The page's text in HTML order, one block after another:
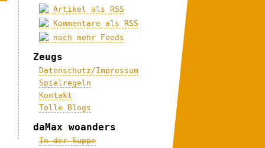
Artikel als RSS
Kommentare als RSS
noch mehr Feeds
Zeugs
Datenschutz/Impressum
Spielregeln
Kontakt
Tolle Blogs
daMax woanders
In der Suppe